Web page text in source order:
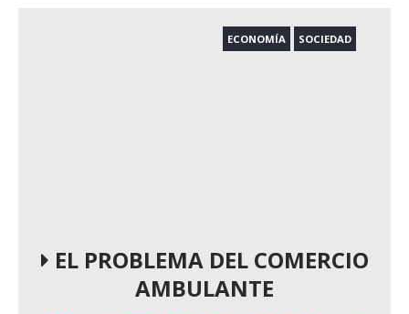
ECONOMÍA SOCIEDAD
EL PROBLEMA DEL COMERCIO
AMBULANTE